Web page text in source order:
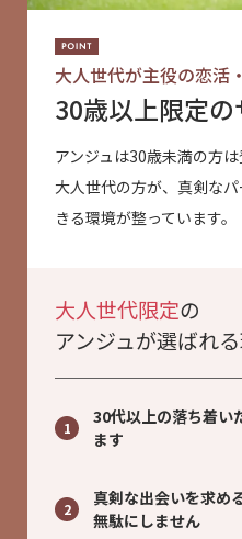
大人世代が主役の恋活
30歳以上限定
アンジュは30歳未満の方
大人世代の方が、真剣な
きる環境が整っています。
大人世代限定の
アンジュが選ばれ
1
30代以上の落ち着い
ます
2
真剣な出会いを求め
無駄にしません